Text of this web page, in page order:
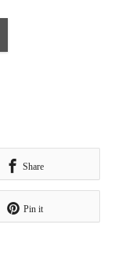
Share
Pin it